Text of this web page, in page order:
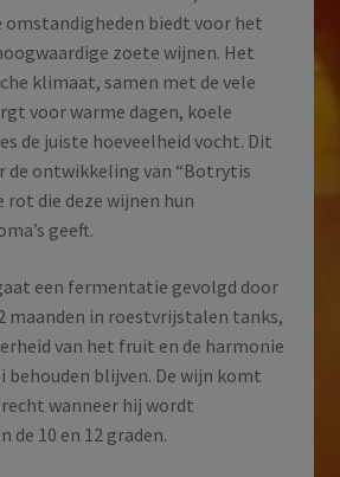
omstandigheden biedt voor het
zoete wijnen. Het
klimaat, samen met de vele
voor warme dagen, koele
de juiste hoeveelheid vocht. Dit
de ontwikkeling van “Botrytis
rot die deze wijnen hun
geeft.
een fermentatie gevolgd door
maanden in roestvrijstalen tanks,
van het fruit en de harmonie
behouden blijven. De wijn komt
wanneer hij wordt
de 10 en 12 graden.